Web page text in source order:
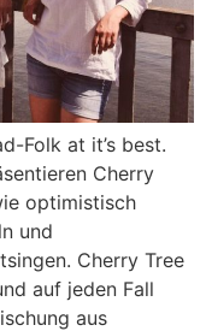
Folk at it’s best.
Cherry
optimistisch
und
Cherry Tree
auf jeden Fall
aus